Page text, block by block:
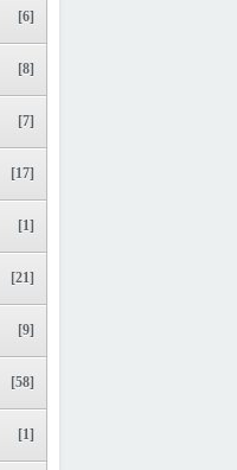
[6]
[8]
[7]
[17]
[1]
[21]
[9]
[58]
[1]